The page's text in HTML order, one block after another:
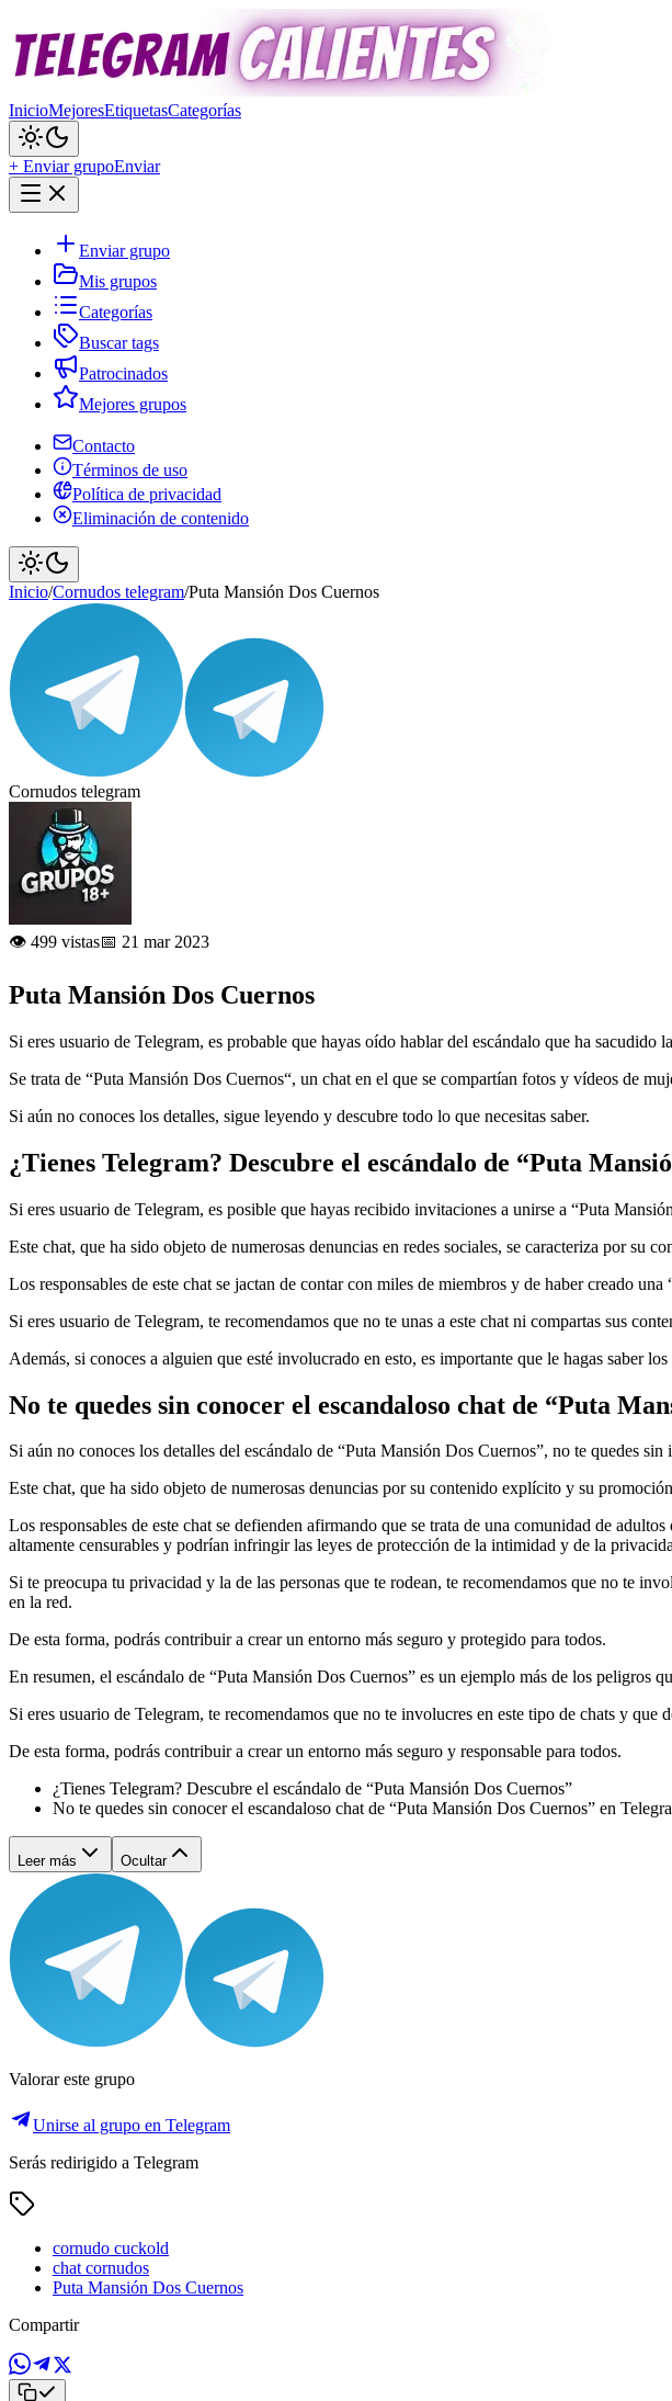
InicioMejoresEtiquetasCategorías
+ Enviar grupoEnviar
Enviar grupo
Mis grupos
Categorías
Buscar tags
Patrocinados
Mejores grupos
Contacto
Términos de uso
Política de privacidad
Eliminación de contenido
Inicio/Cornudos telegram/Puta Mansión Dos Cuernos
Cornudos telegram
👁️ 499 vistas📅 21 mar 2023
Puta Mansión Dos Cuernos
Si eres usuario de Telegram, es probable que hayas oído hablar del escándalo que ha sacudido
Se trata de “Puta Mansión Dos Cuernos“, un chat en el que se compartían fotos y vídeos de
Si aún no conoces los detalles, sigue leyendo y descubre todo lo que necesitas saber.
¿Tienes Telegram? Descubre el escándalo de “Puta
Si eres usuario de Telegram, es posible que hayas recibido invitaciones a unirse a “Puta
Este chat, que ha sido objeto de numerosas denuncias en redes sociales, se caracteriza por su
Los responsables de este chat se jactan de contar con miles de miembros y de haber creado
Si eres usuario de Telegram, te recomendamos que no te unas a este chat ni compartas sus
Además, si conoces a alguien que esté involucrado en esto, es importante que le hagas saber
No te quedes sin conocer el escandaloso chat de “Puta
Si aún no conoces los detalles del escándalo de “Puta Mansión Dos Cuernos”, no te quedes sin
Este chat, que ha sido objeto de numerosas denuncias por su contenido explícito y su
Los responsables de este chat se defienden afirmando que se trata de una comunidad de
altamente censurables y podrían infringir las leyes de protección de la intimidad y de la
Si te preocupa tu privacidad y la de las personas que te rodean, te recomendamos que no te
en la red.
De esta forma, podrás contribuir a crear un entorno más seguro y protegido para todos.
En resumen, el escándalo de “Puta Mansión Dos Cuernos” es un ejemplo más de los peligros
Si eres usuario de Telegram, te recomendamos que no te involucres en este tipo de chats y
De esta forma, podrás contribuir a crear un entorno más seguro y responsable para todos.
¿Tienes Telegram? Descubre el escándalo de “Puta Mansión Dos Cuernos”
No te quedes sin conocer el escandaloso chat de “Puta Mansión Dos Cuernos” en
Leer más Ocultar
Valorar este grupo
Unirse al grupo en Telegram
Serás redirigido a Telegram
cornudo cuckold
chat cornudos
Puta Mansión Dos Cuernos
Compartir